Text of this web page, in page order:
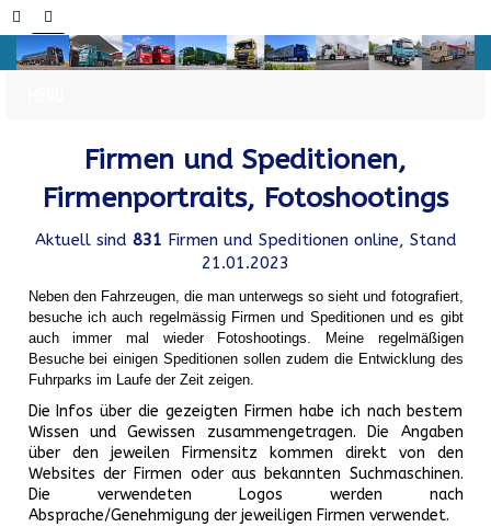
Firmen und Speditionen,
Firmenportraits, Fotoshootings
Aktuell sind 831 Firmen und Speditionen online, Stand
21.01.2023
Neben den Fahrzeugen, die man unterwegs so sieht und fotografiert,
besuche ich auch regelmässig Firmen und Speditionen und es gibt
auch immer mal wieder Fotoshootings.
Meine regelmäßigen
Besuche bei einigen Speditionen sollen zudem die Entwicklung des
Fuhrparks im Laufe der Zeit zeigen.
Die Infos über die gezeigten Firmen habe ich nach bestem
Wissen und Gewissen zusammengetragen. Die Angaben
über den jeweilen Firmensitz kommen direkt von den
Websites der Firmen oder aus bekannten Suchmaschinen.
Die verwendeten Logos werden nach
Absprache/Genehmigung der jeweiligen Firmen verwendet.